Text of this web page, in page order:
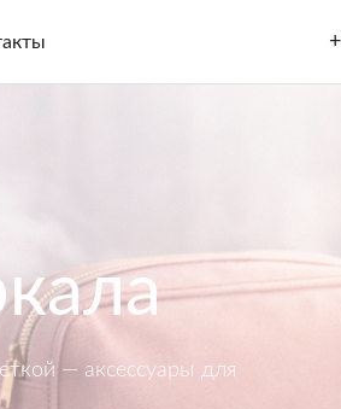
— аксессуары для